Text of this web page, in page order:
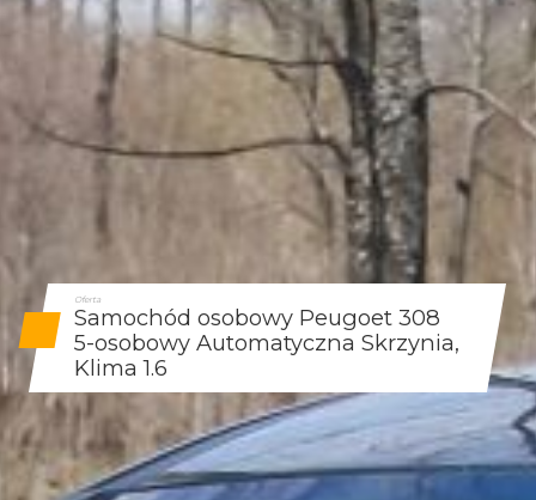
Oferta
Samochód osobowy Peugoet 308
5-osobowy Automatyczna Skrzynia,
Klima 1.6